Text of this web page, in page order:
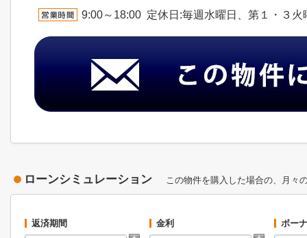
9:00～18:00 定休日:毎週水曜日、第１・３火
ローンシミュレーション この物件を購入した場合の、月々
返済期間 金利 ボー